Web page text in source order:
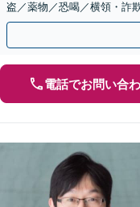
盗／薬物／恐喝／横領・詐
に寄り添い交渉します。
電話でお問い合